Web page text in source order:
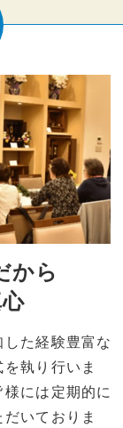
から
た経験豊富な
執り行いま
には定期的に
いておりま